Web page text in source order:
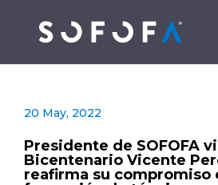
20 May, 2022
Presidente de SOFOFA
Bicentenario Vicente
reafirma su compromiso